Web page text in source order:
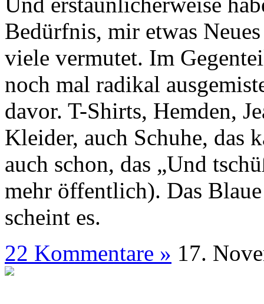
Bedürfnis, mir etwas
viele vermutet. Im
noch mal radikal
davor. T-Shirts, Hemden,
Kleider, auch Schuhe, das
auch schon, das „Und
mehr öffentlich). Das
scheint es.
22 Kommentare » 17.